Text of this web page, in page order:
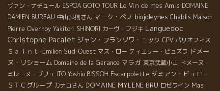
ヴァン・ナチュール ESPOA GOTO TOUR Le Vin de mes Amis DOMAINE
DAMIEN BUREAU 中山良則さん マーク・ペノ biojoleynes Chablis Maison
Pierre Overnoy Yakitori SHINORI カーヴ・フジキ Languedoc
Christophe Pacalet ジャン・フランソワ・ニック CPV パリオフィス
Ｓａｉｎｔ-Emilion Sud-Ouest マス・ロー ティエリー・ピュズラ ドメー
ヌ・リショーム Domaine de la Garance マラガ 東京武蔵小山 ドメーヌ・
ミレーヌ・ブリュ ITO Yoshio BISSOH Escarpolette ダミアン・ビュロー
ＳＴＣグループ カナコさん DOMAINE MYLENE BRU ロゼワイン Mas